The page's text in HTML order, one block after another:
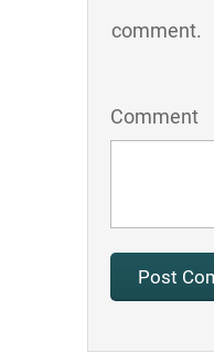
comment.
Comment